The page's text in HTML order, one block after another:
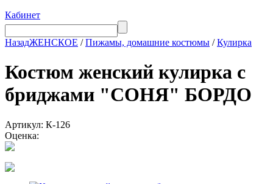
Кабинет
НазадЖЕНСКОЕ /Пижамы, домашние костюмы /Кулирка
Костюм женский кулирка с
бриджами "СОНЯ" БОРДО
Артикул: К-126
Оценка: